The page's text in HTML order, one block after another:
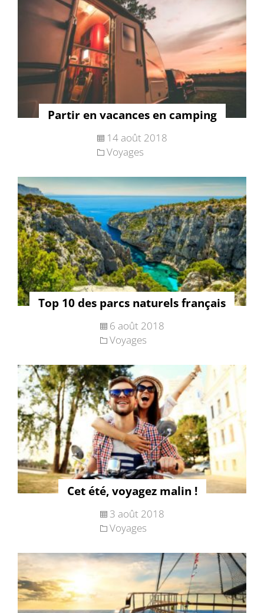
Partir en vacances en camping
14 août 2018
Voyages
Top 10 des parcs naturels français
6 août 2018
Voyages
Cet été, voyagez malin !
3 août 2018
Voyages